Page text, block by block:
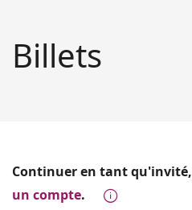
Billets
Continuer en tant qu'invité,
un compte.